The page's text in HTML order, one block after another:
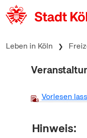
zum Inhalt springen
Leben in Köln
Vorlesen
Hinweis: